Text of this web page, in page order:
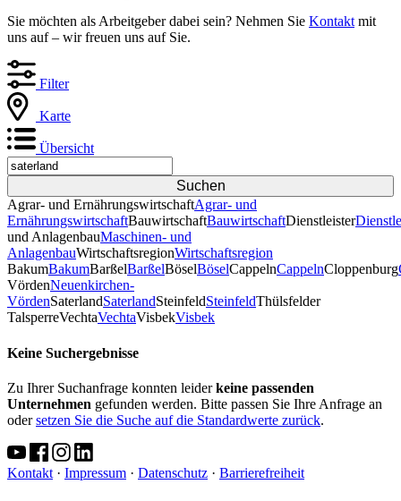
Sie möchten als Arbeitgeber dabei sein? Nehmen Sie Kontakt mit
uns auf – wir freuen uns auf Sie.
Filter
Karte
Übersicht
Agrar- und ErnährungswirtschaftAgrar- und
ErnährungswirtschaftBauwirtschaftBauwirtschaftDienstleister
und AnlagenbauMaschinen- und
AnlagenbauWirtschaftsregionWirtschaftsregion
BakumBakumBarßelBarßelBöselBöselCappelnCappelnCloppenburg
VördenNeuenkirchen-
VördenSaterlandSaterlandSteinfeldSteinfeldThülsfelder
TalsperreVechtaVechtaVisbekVisbek
Keine Suchergebnisse
Zu Ihrer Suchanfrage konnten leiderkeine passenden
Unternehmen gefunden werden. Bitte passen Sie Ihre Anfrage an
odersetzen Sie die Suche auf die Standardwerte zurück.
Kontakt · Impressum · Datenschutz · Barrierefreiheit